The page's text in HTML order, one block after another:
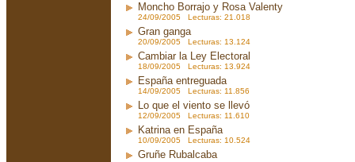
Moncho Borrajo y Rosa Valenty
24/09/2005 Lecturas: 21.018
Gran ganga
20/09/2005 Lecturas: 13.124
Cambiar la Ley Electoral
18/09/2005 Lecturas: 13.924
España entreguada
14/09/2005 Lecturas: 11.856
Lo que el viento se llevó
12/09/2005 Lecturas: 11.610
Katrina en España
10/09/2005 Lecturas: 10.524
Gruñe Rubalcaba